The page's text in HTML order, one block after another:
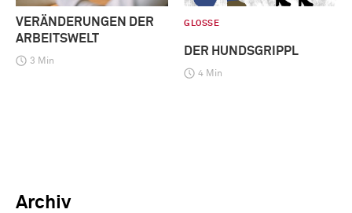
VERÄNDERUNGEN DER
ARBEITSWELT
3 Min
GLOSSE
DER HUNDSGRIPPL
4 Min
Archiv